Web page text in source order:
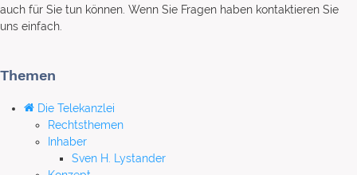
auch für Sie tun können. Wenn Sie Fragen haben kontaktieren Sie
uns einfach.
Themen
Die Telekanzlei
Rechtsthemen
Inhaber
Sven H. Lystander